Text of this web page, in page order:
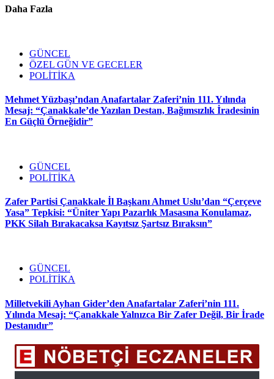
Daha Fazla
GÜNCEL
ÖZEL GÜN VE GECELER
POLİTİKA
Mehmet Yüzbaşı’ndan Anafartalar Zaferi’nin 111. Yılında
Mesaj: “Çanakkale’de Yazılan Destan, Bağımsızlık İradesinin
En Güçlü Örneğidir”
GÜNCEL
POLİTİKA
Zafer Partisi Çanakkale İl Başkanı Ahmet Uslu’dan “Çerçeve
Yasa” Tepkisi: “Üniter Yapı Pazarlık Masasına Konulamaz,
PKK Silah Bırakacaksa Kayıtsız Şartsız Bıraksın”
GÜNCEL
POLİTİKA
Milletvekili Ayhan Gider’den Anafartalar Zaferi’nin 111.
Yılında Mesaj: “Çanakkale Yalnızca Bir Zafer Değil, Bir İrade
Destanıdır”